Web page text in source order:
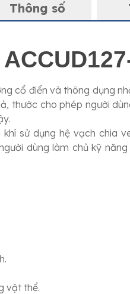
Thông số
cổ điển và thông dụng
thước cho phép người
sử dụng hệ vạch chia
dùng làm chủ kỹ
vật thể.